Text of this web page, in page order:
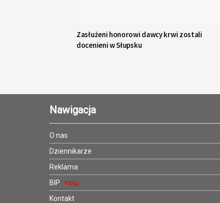
Zasłużeni honorowi dawcy krwi zostali
docenieni w Słupsku
Nawigacja
O nas
Dziennikarze
Reklama
BIP
Kontakt